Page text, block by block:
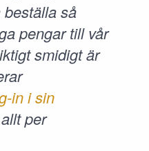
beställa så
pengar till vår
smidigt är
in i sin
per